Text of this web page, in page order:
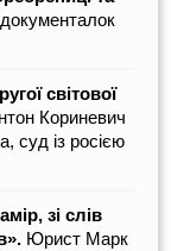
світової
Кориневич
суд із росією
зі слів
Юрист Марк